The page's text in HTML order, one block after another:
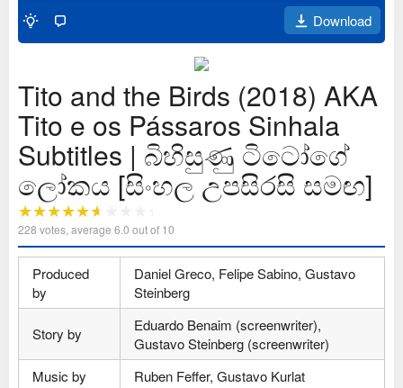
Download
Tito and the Birds (2018) AKA
Tito e os Pássaros Sinhala
Subtitles | බිහිසුණු ටිටෝගේ
ලෝකය [සිංහල උපසිරසි සමඟ]
228 votes, average 6.0 out of 10
Produced
by
Daniel Greco, Felipe Sabino, Gustavo
Steinberg
Story by
Eduardo Benaim (screenwriter),
Gustavo Steinberg (screenwriter)
Music by
Ruben Feffer, Gustavo Kurlat